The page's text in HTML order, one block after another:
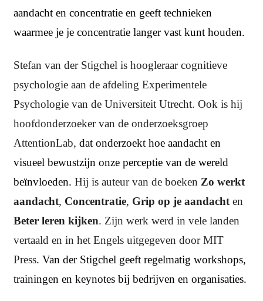
aandacht en concentratie en geeft technieken
waarmee je je concentratie langer vast kunt houden.
Stefan van der Stigchel is hoogleraar cognitieve
psychologie aan de afdeling Experimentele
Psychologie van de Universiteit Utrecht. Ook is hij
hoofdonderzoeker van de onderzoeksgroep
AttentionLab, dat onderzoekt hoe aandacht en
visueel bewustzijn onze perceptie van de wereld
beïnvloeden. Hij is auteur van de boeken Zo werkt
aandacht, Concentratie, Grip op je aandacht en
Beter leren kijken. Zijn werk werd in vele landen
vertaald en in het Engels uitgegeven door MIT
Press. Van der Stigchel geeft regelmatig workshops,
trainingen en keynotes bij bedrijven en organisaties.